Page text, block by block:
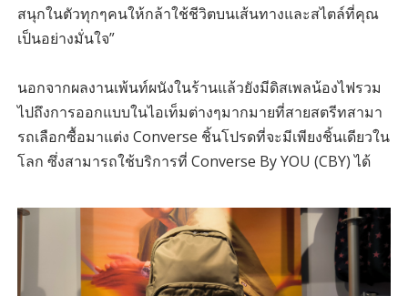
สนุกในตัวทุกๆคนให้กล้าใช้ชีวิตบนเส้นทางและสไตล์ที่คุณ
เป็นอย่างมั่นใจ”
นอกจากผลงานเพ้นท์ผนังในร้านแล้วยังมีดิสเพลน้องไฟรวม
ไปถึงการออกแบบในไอเท็มต่างๆมากมายที่สายสตรีทสามา
รถเลือกซื้อมาแต่ง Converse ชิ้นโปรดที่จะมีเพียงชิ้นเดียวใน
โลก ซึ่งสามารถใช้บริการที่ Converse By YOU (CBY) ได้